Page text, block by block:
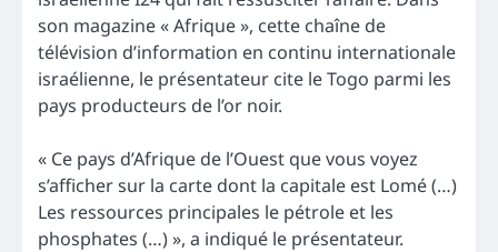
son magazine « Afrique », cette chaîne de
télévision d’information en continu internationale
israélienne, le présentateur cite le Togo parmi les
pays producteurs de l’or noir.
« Ce pays d’Afrique de l’Ouest que vous voyez
s’afficher sur la carte dont la capitale est Lomé (…)
Les ressources principales le pétrole et les
phosphates (…) », a indiqué le présentateur.